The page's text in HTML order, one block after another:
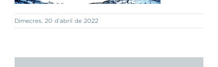
Dimecres, 20 d'abril de 2022